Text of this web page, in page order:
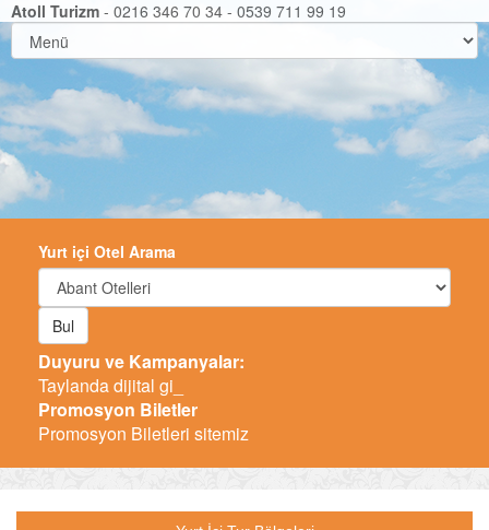
Atoll Turizm - 0216 346 70 34 - 0539 711 99 19
Yurt içi Otel Arama
Bul
Duyuru ve Kampanyalar:
Taylanda dijital giris kartı _
Promosyon Biletler
Promosyon Biletleri sitemiz